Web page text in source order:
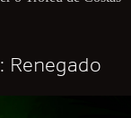
Renegado